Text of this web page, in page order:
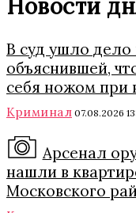
Новости
В суд ушло дело
объяснившей,
себя ножом при
Криминал 07.08.2026
Арсенал
нашли в
Московского